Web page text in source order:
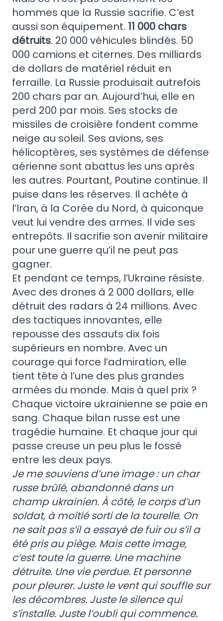
hommes que la Russie sacrifie. C’est
aussi son équipement. 11 000 chars
détruits. 20 000 véhicules blindés. 50
000 camions et citernes. Des milliards
de dollars de matériel réduit en
ferraille. La Russie produisait autrefois
200 chars par an. Aujourd’hui, elle en
perd 200 par mois. Ses stocks de
missiles de croisière fondent comme
neige au soleil. Ses avions, ses
hélicoptères, ses systèmes de défense
aérienne sont abattus les uns après
les autres. Pourtant, Poutine continue. Il
puise dans les réserves. Il achète à
l’Iran, à la Corée du Nord, à quiconque
veut lui vendre des armes. Il vide ses
entrepôts. Il sacrifie son avenir militaire
pour une guerre qu’il ne peut pas
gagner.
Et pendant ce temps, l’Ukraine résiste.
Avec des drones à 2 000 dollars, elle
détruit des radars à 24 millions. Avec
des tactiques innovantes, elle
repousse des assauts dix fois
supérieurs en nombre. Avec un
courage qui force l’admiration, elle
tient tête à l’une des plus grandes
armées du monde. Mais à quel prix ?
Chaque victoire ukrainienne se paie en
sang. Chaque bilan russe est une
tragédie humaine. Et chaque jour qui
passe creuse un peu plus le fossé
entre les deux pays.
Je me souviens d’une image : un char
russe brûlé, abandonné dans un
champ ukrainien. À côté, le corps d’un
soldat, à moitié sorti de la tourelle. On
ne sait pas s’il a essayé de fuir ou s’il a
été pris au piège. Mais cette image,
c’est toute la guerre. Une machine
détruite. Une vie perdue. Et personne
pour pleurer. Juste le vent qui souffle sur
les décombres. Juste le silence qui
s’installe. Juste l’oubli qui commence.